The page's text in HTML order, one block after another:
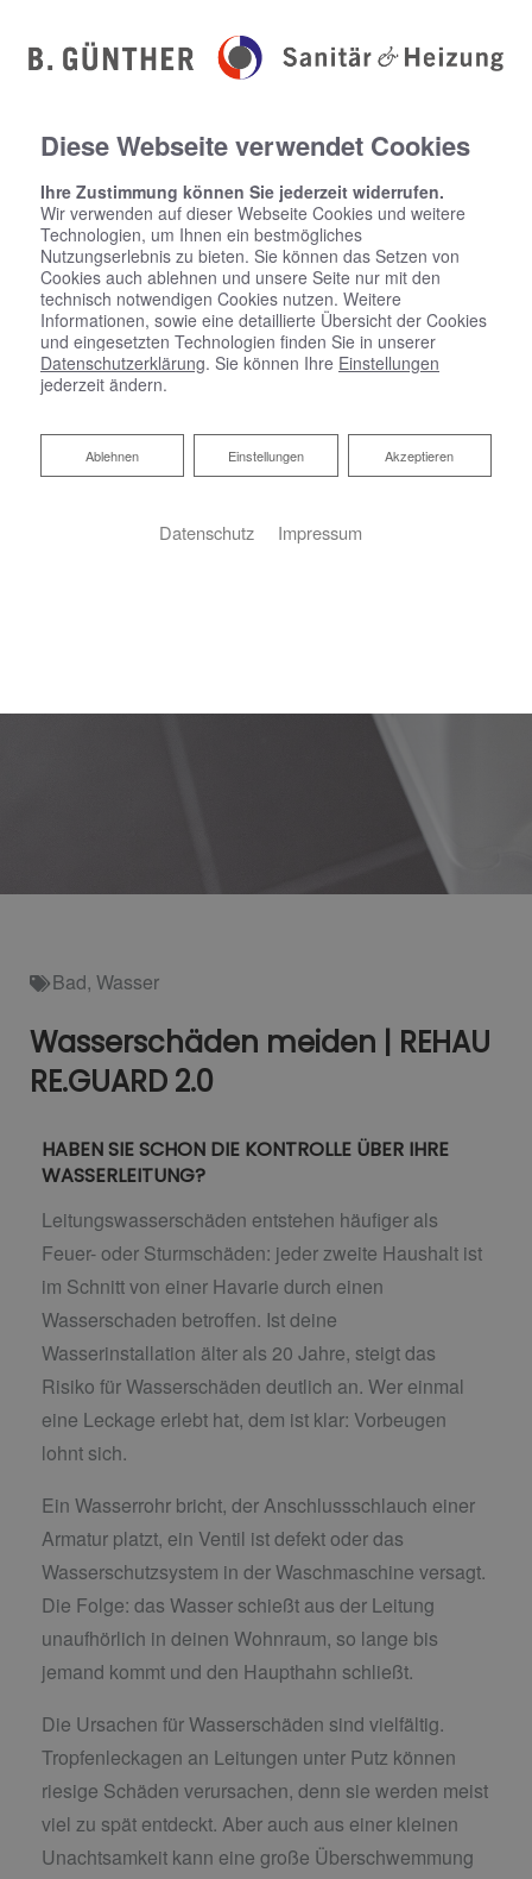
Bad, Wasser
Wasserschäden meiden | REHAU
RE.GUARD 2.0
HABEN SIE SCHON DIE KONTROLLE ÜBER IHRE
WASSERLEITUNG?
Leitungswasserschäden entstehen häufiger als
Feuer- oder Sturmschäden: jeder zweite Haushalt ist
im Schnitt von einer Havarie durch einen
Wasserschaden betroffen. Ist deine
Wasserinstallation älter als 20 Jahre, steigt das
Risiko für Wasserschäden deutlich an. Wer einmal
eine Leckage erlebt hat, dem ist klar: Vorbeugen
lohnt sich.
Ein Wasserrohr bricht, der Anschlussschlauch einer
Armatur platzt, ein Ventil ist defekt oder das
Wasserschutzsystem in der Waschmaschine versagt.
Die Folge: das Wasser schießt aus der Leitung
unaufhörlich in deinen Wohnraum, so lange bis
jemand kommt und den Haupthahn schließt.
Die Ursachen für Wasserschäden sind vielfältig.
Tropfenleckagen an Leitungen unter Putz können
riesige Schäden verursachen, denn sie werden meist
viel zu spät entdeckt. Aber auch aus einer kleinen
Unachtsamkeit kann eine große Überschwemmung
Diese Webseite verwendet Cookies
Ihre Zustimmung können Sie jederzeit widerrufen.
Wir verwenden auf dieser Webseite Cookies und weitere
Technologien, um Ihnen ein bestmögliches
Nutzungserlebnis zu bieten. Sie können das Setzen von
Cookies auch ablehnen und unsere Seite nur mit den
technisch notwendigen Cookies nutzen. Weitere
Informationen, sowie eine detaillierte Übersicht der Cookies
und eingesetzten Technologien finden Sie in unserer
Datenschutzerklärung. Sie können Ihre Einstellungen
jederzeit ändern.
Akzeptieren
Einstellungen
Ablehnen
Ablehnen
Datenschutz Impressum